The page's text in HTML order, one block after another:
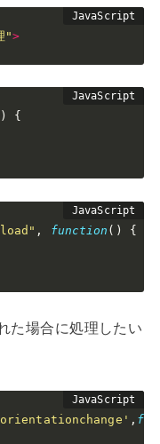
">
)
{
, function ( )
{
た場合に処理したい
,